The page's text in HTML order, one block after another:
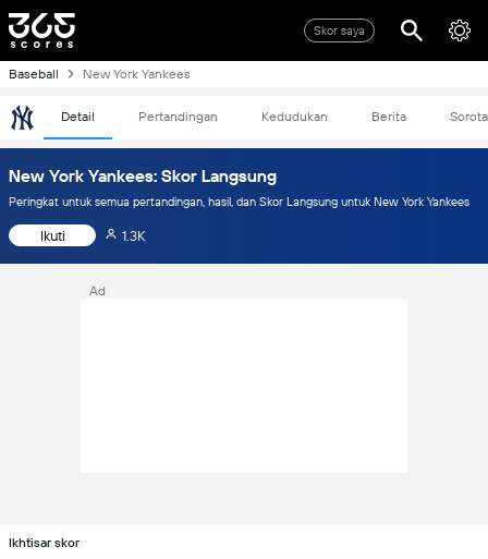
Skor saya
Baseball New York Yankees
Detail Pertandingan Kedudukan Berita
New York Yankees: Skor Langsung
Peringkat untuk semua pertandingan, hasil, dan Skor Langsung untuk New York Yankees
Ikuti 1.3K
Ad
Ikhtisar skor